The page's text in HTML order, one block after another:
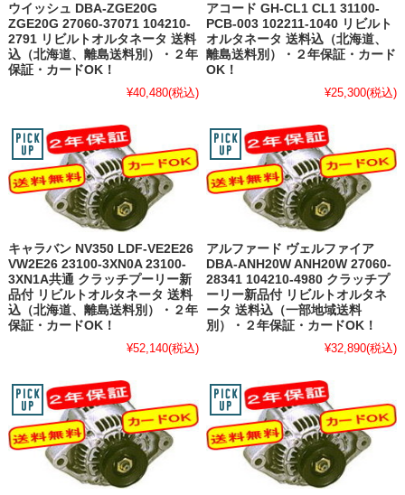
ウイッシュ DBA-ZGE20G
ZGE20G 27060-37071 104210-
2791 リビルトオルタネータ 送料
込（北海道、離島送料別）・２年
保証・カードOK！
¥40,480(税込)
アコード GH-CL1 CL1 31100-
PCB-003 102211-1040 リビルト
オルタネータ 送料込（北海道、
離島送料別）・２年保証・カード
OK！
¥25,300(税込)
キャラバン NV350 LDF-VE2E26
VW2E26 23100-3XN0A 23100-
3XN1A共通 クラッチプーリー新
品付 リビルトオルタネータ 送料
込（北海道、離島送料別）・２年
保証・カードOK！
¥52,140(税込)
アルファード ヴェルファイア
DBA-ANH20W ANH20W 27060-
28341 104210-4980 クラッチプ
ーリー新品付 リビルトオルタネ
ータ 送料込（一部地域送料
別）・２年保証・カードOK！
¥32,890(税込)